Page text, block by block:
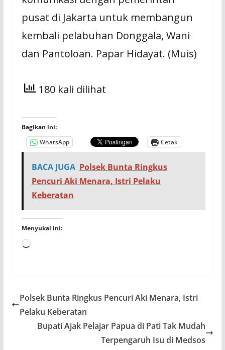
pusat di Jakarta untuk membangun
kembali pelabuhan Donggala, Wani
dan Pantoloan. Papar Hidayat. (Muis)
180 kali dilihat
Bagikan ini:
WhatsApp
Cetak
BACA JUGA Polsek Bunta Ringkus
Pencuri Aki Menara, Istri Pelaku
Keberatan
Menyukai ini:
Memuat...
Polsek Bunta Ringkus Pencuri Aki Menara, Istri
Pelaku Keberatan
Bupati Ajak Pelajar Papua di Pati Tak Mudah
Terpengaruh Isu di Medsos